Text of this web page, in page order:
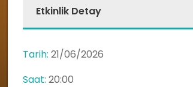
Etkinlik Detay
Tarih: 21/06/2026
Saat: 20:00